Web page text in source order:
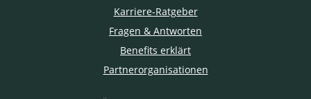
Karriere-Ratgeber
Fragen & Antworten
Benefits erklärt
Partnerorganisationen